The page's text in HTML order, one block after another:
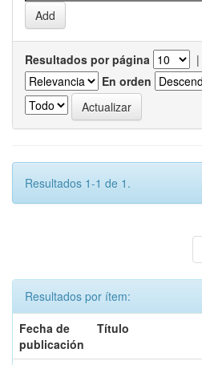
Resultados por página |
En orden
Resultados 1-1 de 1.
Resultados por ítem:
Fecha de
publicación
Título